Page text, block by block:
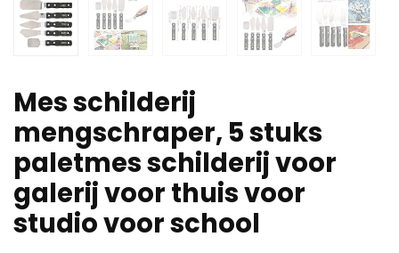
Mes schilderij
mengschraper, 5 stuks
paletmes schilderij voor
galerij voor thuis voor
studio voor school